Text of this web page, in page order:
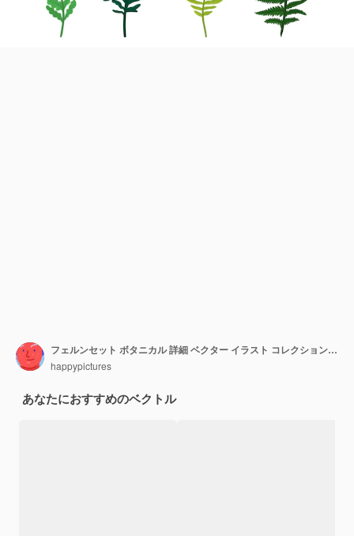
フェルンセット ボタニカル 詳細 ベクター イラスト コレクション 装飾 葉 デザイン
happypictures
あなたにおすすめのベクトル